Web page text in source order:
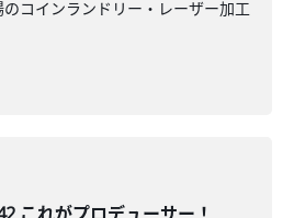
のコインランドリー・レーザー加工